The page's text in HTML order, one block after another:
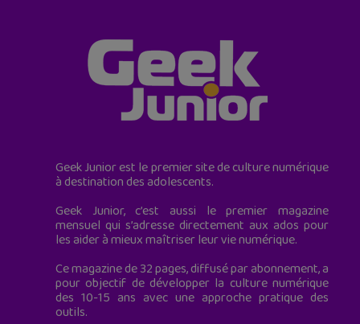
Geek Junior est le premier site de culture numérique
à destination des adolescents.
Geek Junior, c’est aussi le premier magazine
mensuel qui s’adresse directement aux ados pour
les aider à mieux maîtriser leur vie numérique.
Ce magazine de 32 pages, diffusé par abonnement, a
pour objectif de développer la culture numérique
des 10-15 ans avec une approche pratique des
outils.